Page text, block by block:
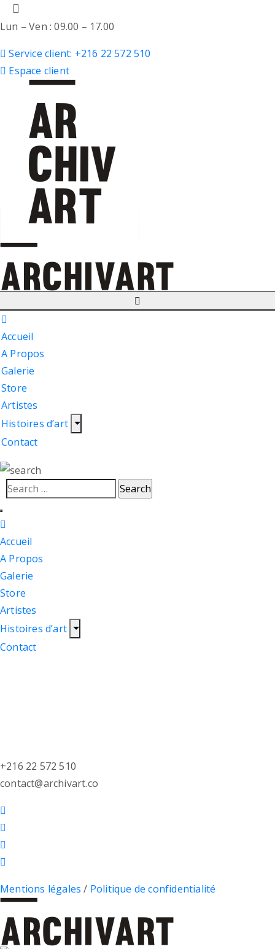
Lun – Ven : 09.00 – 17.00
Service client: +216 22 572 510
Espace client
Accueil
A Propos
Galerie
Store
Artistes
Histoires d’art
Contact
Accueil
A Propos
Galerie
Store
Artistes
Histoires d’art
Contact
+216 22 572 510
contact@archivart.co
Mentions légales / Politique de confidentialité